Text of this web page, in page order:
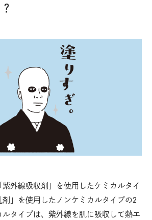
紫外線吸収剤」を使用したケミカルタイ
」を使用したノンケミカルタイプの2
タイプは、紫外線を肌に吸収して熱エ